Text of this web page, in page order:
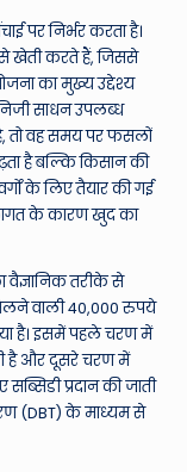
पर निर्भर करता है।
खेती करते हैं, जिससे
का मुख्य उद्देश्य
साधन उपलब्ध
तो वह समय पर फसलों
है बल्कि किसान की
के लिए तैयार की गई
के कारण खुद का
तरीके से
वाली 40,000 रुपये
है। इसमें पहले चरण में
है और दूसरे चरण में
प्रदान की जाती
(DBT) के माध्यम से